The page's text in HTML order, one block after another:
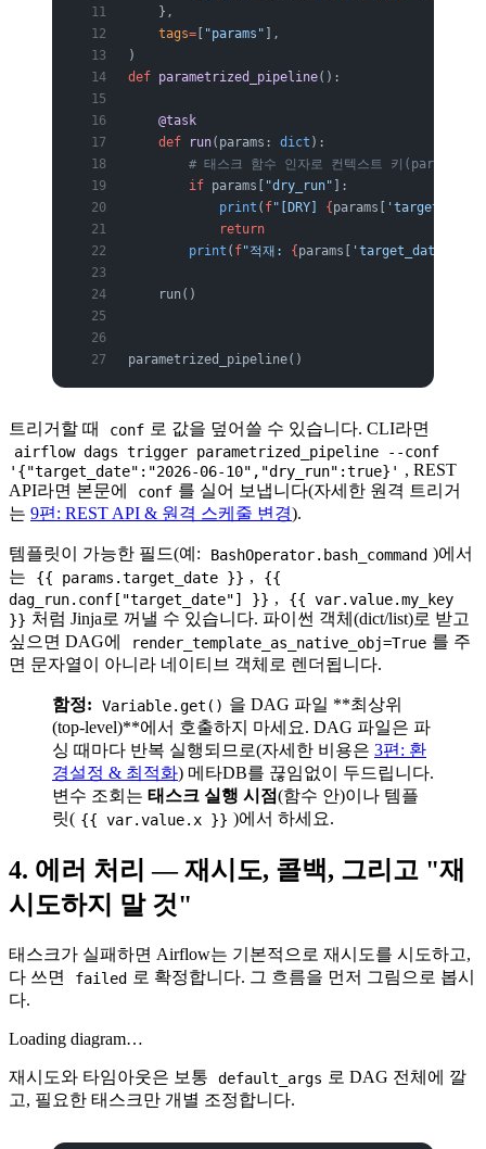
    },
    tags
= "params" ],
)
def parametrized_pipeline():
    @task
    def
run(params: dict ):
# 태스크 함수 인자로 컨텍스트 키(params)를
        if
params[ "dry_run" ]:
            print
( f"[DRY] { params[ 'target_date'
            return
        print
( f"적재: { params[ 'target_date'
    run()
parametrized_pipeline()
트리거할 때 conf 로 값을 덮어쓸 수 있습니다. CLI라면
airflow dags trigger parametrized_pipeline --conf
'{"target_date":"2026-06-10","dry_run":true}' , REST
API라면 본문에
conf 를 실어 보냅니다(자세한 원격 트리거
는 9편: REST API & 원격 스케줄 변경).
템플릿이 가능한 필드(예: BashOperator.bash_command )에서
는
{{ params.target_date }} ,
{{
dag_run.conf["target_date"] }} ,
{{ var.value.my_key
}} 처럼 Jinja로 꺼낼 수 있습니다. 파이썬 객체(dict/list)로 받고
싶으면 DAG에
render_template_as_native_obj=True 를 주
면 문자열이 아니라 네이티브 객체로 렌더됩니다.
함정: Variable.get() 을 DAG 파일 **최상위
(top-level)**에서 호출하지 마세요. DAG 파일은 파
싱 때마다 반복 실행되므로(자세한 비용은 3편: 환
경설정 & 최적화) 메타DB를 끊임없이 두드립니다.
변수 조회는 태스크 실행 시점(함수 안)이나 템플
릿( {{ var.value.x }} )에서 하세요.
4. 에러 처리 — 재시도, 콜백, 그리고 "재
시도하지 말 것"
태스크가 실패하면 Airflow는 기본적으로 재시도를 시도하고,
다 쓰면
failed 로 확정합니다. 그 흐름을 먼저 그림으로 봅시
다.
Loading diagram…
재시도와 타임아웃은 보통 default_args 로 DAG 전체에 깔
고, 필요한 태스크만 개별 조정합니다.